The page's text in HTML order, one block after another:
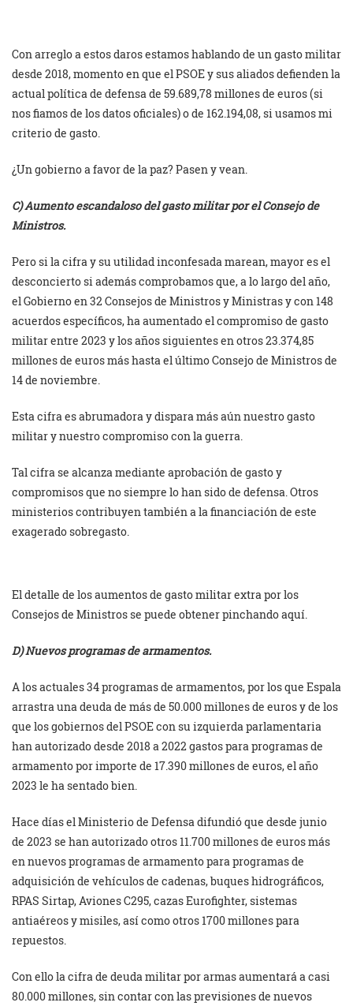
Con arreglo a estos daros estamos hablando de un gasto militar
desde 2018, momento en que el PSOE y sus aliados defienden la
actual política de defensa de 59.689,78 millones de euros (si
nos fiamos de los datos oficiales) o de 162.194,08, si usamos mi
criterio de gasto.
¿Un gobierno a favor de la paz? Pasen y vean.
C) Aumento escandaloso del gasto militar por el Consejo de
Ministros.
Pero si la cifra y su utilidad inconfesada marean, mayor es el
desconcierto si además comprobamos que, a lo largo del año,
el Gobierno en 32 Consejos de Ministros y Ministras y con 148
acuerdos específicos, ha aumentado el compromiso de gasto
militar entre 2023 y los años siguientes en otros 23.374,85
millones de euros más hasta el último Consejo de Ministros de
14 de noviembre.
Esta cifra es abrumadora y dispara más aún nuestro gasto
militar y nuestro compromiso con la guerra.
Tal cifra se alcanza mediante aprobación de gasto y
compromisos que no siempre lo han sido de defensa. Otros
ministerios contribuyen también a la financiación de este
exagerado sobregasto.
El detalle de los aumentos de gasto militar extra por los
Consejos de Ministros se puede obtener pinchando aquí.
D) Nuevos programas de armamentos.
A los actuales 34 programas de armamentos, por los que Espala
arrastra una deuda de más de 50.000 millones de euros y de los
que los gobiernos del PSOE con su izquierda parlamentaria
han autorizado desde 2018 a 2022 gastos para programas de
armamento por importe de 17.390 millones de euros, el año
2023 le ha sentado bien.
Hace días el Ministerio de Defensa difundió que desde junio
de 2023 se han autorizado otros 11.700 millones de euros más
en nuevos programas de armamento para programas de
adquisición de vehículos de cadenas, buques hidrográficos,
RPAS Sirtap, Aviones C295, cazas Eurofighter, sistemas
antiaéreos y misiles, así como otros 1700 millones para
repuestos.
Con ello la cifra de deuda militar por armas aumentará a casi
80.000 millones, sin contar con las previsiones de nuevos